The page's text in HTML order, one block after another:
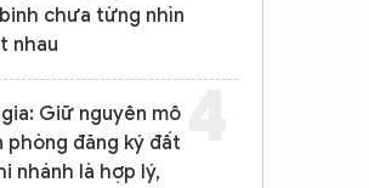
chưa từng nhìn
nhau
Giữ nguyên mô
phòng đăng ký đất
nhánh là hợp lý,